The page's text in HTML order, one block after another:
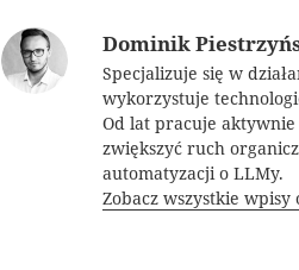
Dominik
Specjalizuje się w
wykorzystuje
Od lat pracuje
zwiększyć ruch
automatyzacji o LLMy.
Zobacz wszystkie